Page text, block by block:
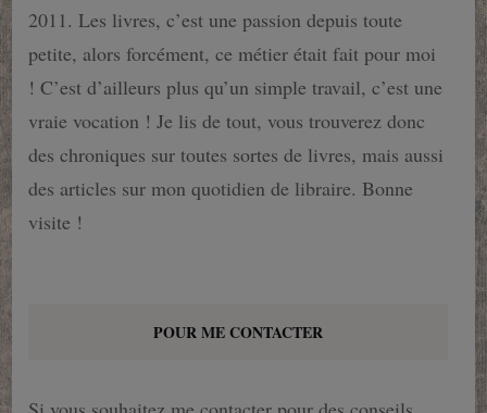
2011. Les livres, c’est une passion depuis toute
petite, alors forcément, ce métier était fait pour moi
! C’est d’ailleurs plus qu’un simple travail, c’est une
vraie vocation ! Je lis de tout, vous trouverez donc
des chroniques sur toutes sortes de livres, mais aussi
des articles sur mon quotidien de libraire. Bonne
visite !
POUR ME CONTACTER